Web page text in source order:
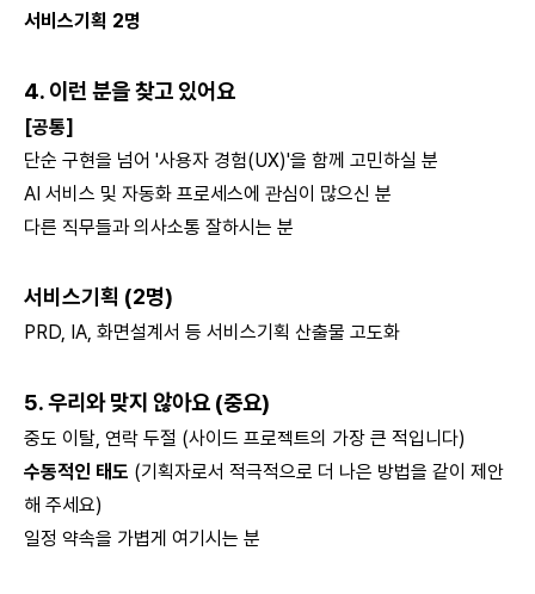
서비스기획 2명
4. 이런 분을 찾고 있어요
[공통]
단순 구현을 넘어 '사용자 경험(UX)'을 함께 고민하실 분
AI 서비스 및 자동화 프로세스에 관심이 많으신 분
다른 직무들과 의사소통 잘하시는 분
서비스기획 (2명)
PRD, IA, 화면설계서 등 서비스기획 산출물 고도화
5. 우리와 맞지 않아요 (중요)
중도 이탈, 연락 두절 (사이드 프로젝트의 가장 큰 적입니다)
수동적인 태도 (기획자로서 적극적으로 더 나은 방법을 같이 제안
해 주세요)
일정 약속을 가볍게 여기시는 분